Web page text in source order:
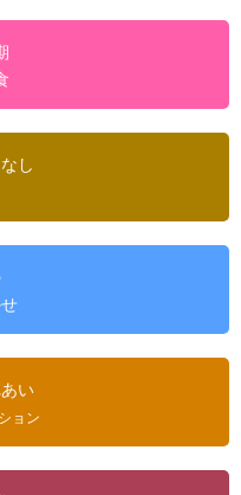
し
い
ョン